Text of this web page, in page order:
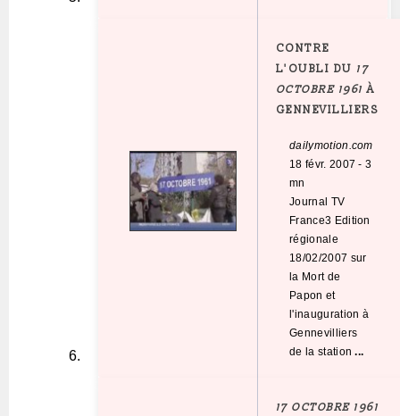
CONTRE
L'OUBLI DU 17
OCTOBRE 1961 À
GENNEVILLIERS
dailymotion.com
18 févr. 2007 -3
mn
Journal TV
France3 Edition
régionale
18/02/2007 sur
la Mort de
Papon et
l'inauguration à
Gennevilliers
de la station...
17 OCTOBRE 1961